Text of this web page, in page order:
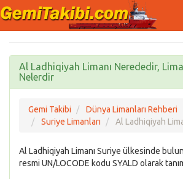
Al Ladhiqiyah Limanı Nerededir,
Nelerdir
Gemi Takibi
Dünya Limanları Rehberi
Suriye Limanları
Al Ladhiqiyah
Al Ladhiqiyah Limanı Suriye ülkesinde
resmi UN/LOCODE kodu SYALD olarak